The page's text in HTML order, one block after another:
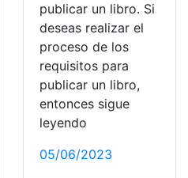
publicar un libro. Si
deseas realizar el
proceso de los
requisitos para
publicar un libro,
entonces sigue
leyendo
05/06/2023